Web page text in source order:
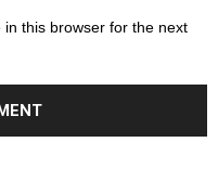
this browser for the next